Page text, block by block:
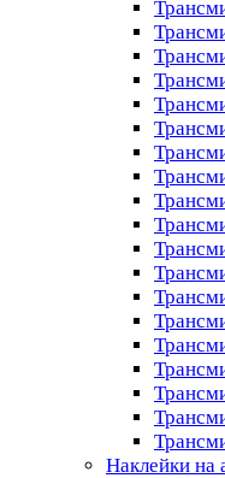
Наклейки на